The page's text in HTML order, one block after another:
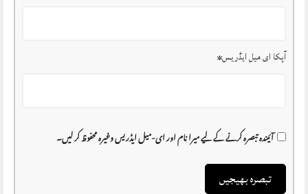
آپکا ای میل ایڈریس*
آئیندہ تبصرہ کرنے کے لیے میرا نام اور ای-میل ایڈریس وغیرہ محفوظ کر لیں۔